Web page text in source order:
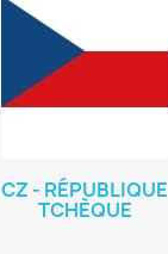
CZ - RÉPUBLIQUE
TCHÈQUE